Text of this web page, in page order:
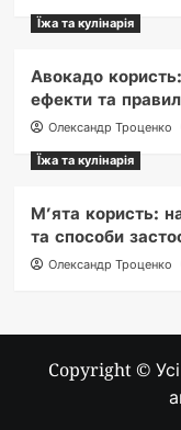
Їжа та кулінарія
Авокадо
ефекти та
Олександр Троценко
Їжа та кулінарія
М’ята користь:
та способи
Олександр Троценко
Copyright ©